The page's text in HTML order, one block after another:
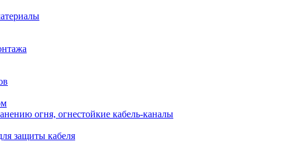
огня, огнестойкие кабель-каналы
защиты кабеля